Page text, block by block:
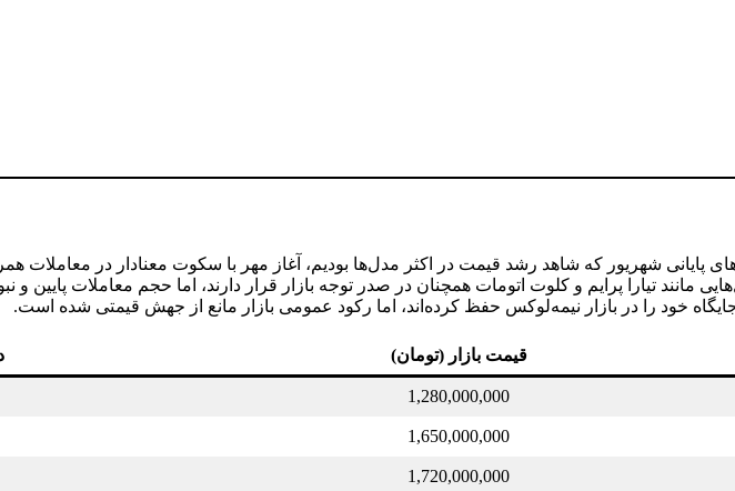
پایانی شهریور که شاهد رشد قیمت در اکثر مدل‌ها بودیم، آغاز مهر با سکوت معنادار در معاملات
مانند تیارا پرایم و کلوت اتومات همچنان در صدر توجه بازار قرار دارند، اما حجم معاملات
خود را در بازار نیمه‌لوکس حفظ کرده‌اند، اما رکود عمومی بازار مانع از جهش قیمتی شده است.
قیمت بازار (تومان)
1,280,000,000
1,650,000,000
1,720,000,000